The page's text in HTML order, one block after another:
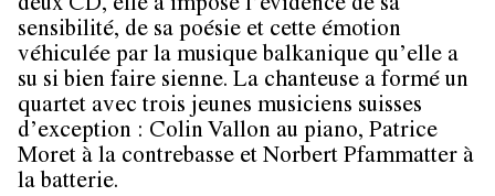
deux CD, elle a imposé l’évidence de sa
sensibilité, de sa poésie et cette émotion
véhiculée par la musique balkanique qu’elle a
su si bien faire sienne. La chanteuse a formé un
quartet avec trois jeunes musiciens suisses
d’exception : Colin Vallon au piano, Patrice
Moret à la contrebasse et Norbert Pfammatter à
la batterie.